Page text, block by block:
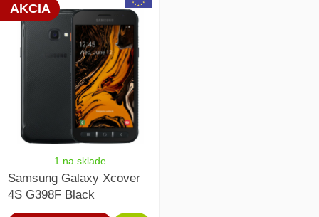
AKCIA
1 na sklade
Samsung Galaxy Xcover
4S G398F Black